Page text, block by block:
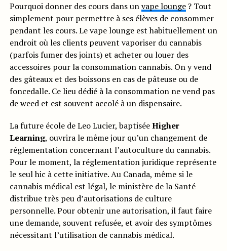
Pourquoi donner des cours dans unvape lounge? Tout
simplement pour permettre à ses élèves de consommer
pendant les cours. Le vape lounge est habituellement un
endroit où les clients peuvent vaporiser du cannabis
(parfois fumer des joints) et acheter ou louer des
accessoires pour la consommation cannabis. On y vend
des gâteaux et des boissons en cas de pâteuse ou de
foncedalle. Ce lieu dédié à la consommation ne vend pas
de weed et est souvent accolé à un dispensaire.
La future école de Leo Lucier, baptiséeHigher
Learning, ouvrira le même jour qu’un changement de
réglementation concernant l’autoculture du cannabis.
Pour le moment, la réglementation juridique représente
le seul hic à cette initiative. Au Canada, même si le
cannabis médical est légal, le ministère de la Santé
distribue très peu d’autorisations de culture
personnelle. Pour obtenir une autorisation, il faut faire
une demande, souvent refusée, et avoir des symptômes
nécessitant l’utilisation de cannabis médical.